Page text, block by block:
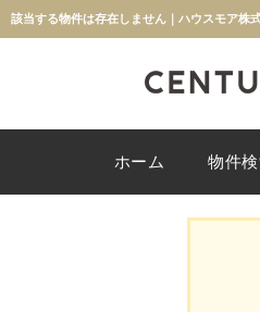
該当する物件は存在しません｜ハウスモア株
ホーム 物件